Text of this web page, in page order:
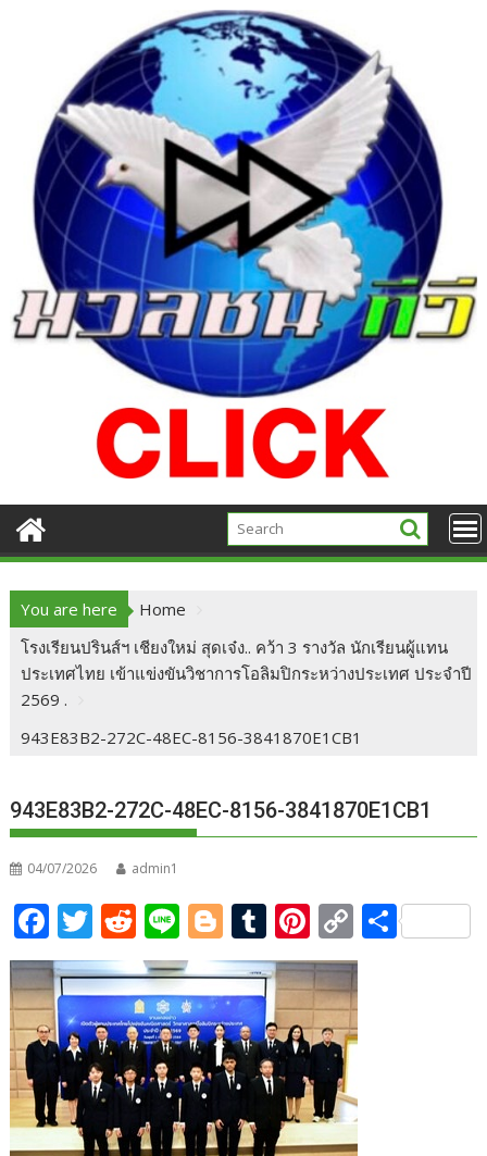
You are here
Home
โรงเรียนปรินส์ฯ เชียงใหม่ สุดเจ๋ง.. คว้า 3 รางวัล นักเรียนผู้แทน
ประเทศไทย เข้าแข่งขันวิชาการโอลิมปิกระหว่างประเทศ ประจำปี
2569 .
943E83B2-272C-48EC-8156-3841870E1CB1
943E83B2-272C-48EC-8156-3841870E1CB1
04/07/2026 admin1
F
ac
e
b
o
o
k
T
w
itt
er
R
e
d
di
t
Li
n
e
Bl
o
g
g
er
T
u
m
bl
r
Pi
nt
er
e
st
C
o
p
y
Li
n
k
S